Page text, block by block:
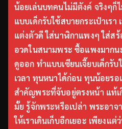
น้อยเล่นบทคนไม่มีตังค์ จริงๆก็
แบบเด็กรับใช้สบายกระเป๋าเร
แต่งตัวดี ใส่นาฬิกาแพงๆ ใส่ส
อวดในสนามพระ ซื้อแพงมาก
ดูออก ทำแบบเซียนเจี๊ยบเด็กรับ
เวลา ทุนหนาได้ก่อน ทุนน้อยรอ
สำคัญพระที่จับอยู่ตรงหน้า แท้เ
มั้ย รู้จักพระหรือเปล่า พระอา
ให้เราเดินเก็บอีกเยอะ เพียงแต่